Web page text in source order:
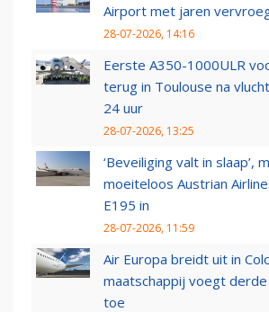
Airport met jaren
28-07-2026, 14:16
Eerste A350-1000ULR
terug in Toulouse na
24 uur
28-07-2026, 13:25
‘Beveiliging valt in slaap’,
moeiteloos Austrian
E195 in
28-07-2026, 11:59
Air Europa breidt uit in
maatschappij voegt
toe